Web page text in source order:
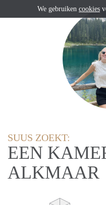
SUUS ZOEKT:
EEN
ALKMAAR
We gebruiken cookies